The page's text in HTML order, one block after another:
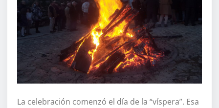
La celebración comenzó el día de la “víspera”. Esa